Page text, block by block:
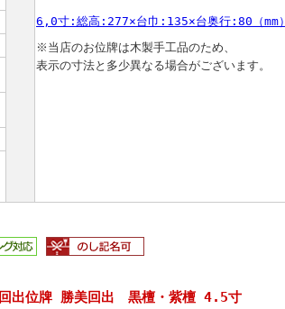
6,0寸:総高:277×台巾:135×台奥行:80（mm）
※当店のお位牌は木製手工品のため、
表示の寸法と多少異なる場合がございます。
回出位牌 勝美回出 黒檀・紫檀 4.5寸